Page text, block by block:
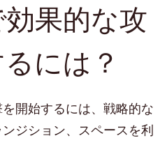
果的な攻
には？
開始するには、戦略的な
ジション、スペースを利